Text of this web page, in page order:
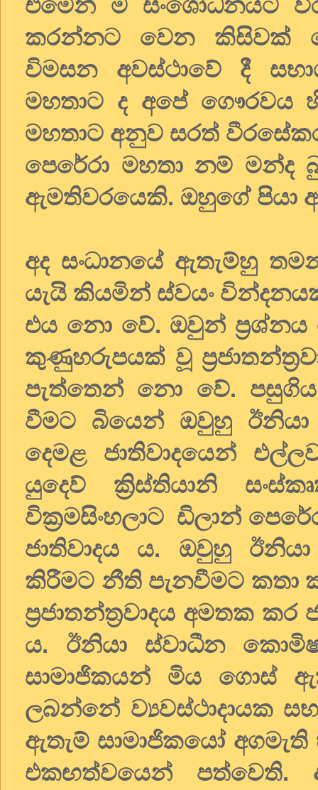
කරන්නට වෙන කිසිවක්
විමසන අවස්ථාවේ දී
මහතාට ද අපේ ගෞරවය
මහතාට අනුව සරත්
පෙරේරා මහතා නම්
ඇමතිවරයෙකි. ඔහුගේ පියා
අද සංධානයේ ඇතැම්හු
යැයි කියමින් ස්වයං
එය නො වේ. ඔවුන් ප්‍රශ්නය
කුණුහරුපයක් වූ
පැත්තෙන් නො වේ. පසුගිය
වීමට බියෙන් ඔවුහු
දෙමළ ජාතිවාදයෙන්
යුදෙව් ක්‍රිස්තියානි
වික්‍රමසිංහලාට ඩිලාන්
ජාතිවාදය ය. ඔවුහු
කිරීමට නීති පැනවීමට කතා
ප්‍රජාතන්ත්‍රවාදය අමතක
ය. ඊනියා ස්වාධීන
සාමාජිකයන් මිය ගොස්
ලබන්නේ ව්‍යවස්ථාදායක
ඇතැම් සාමාජිකයෝ
එකඟත්වයෙන් පත්වෙති.